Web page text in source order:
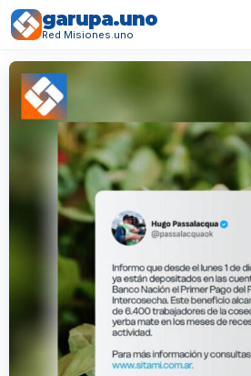
garupa.uno
Red Misiones.uno